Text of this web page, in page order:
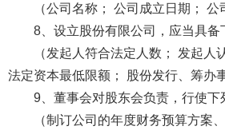
（公司名称； 公司成立日期； 公
8、设立股份有限公司，应当具备
（发起人符合法定人数； 发起人
法定资本最低限额； 股份发行、筹办
9、董事会对股东会负责，行使下
（制订公司的年度财务预算方案